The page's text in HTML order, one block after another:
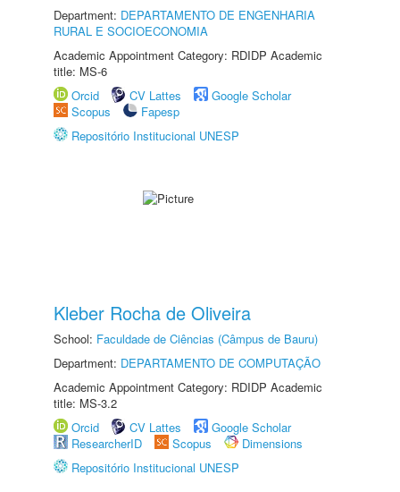
Department: DEPARTAMENTO DE ENGENHARIA
RURAL E SOCIOECONOMIA
Academic Appointment Category: RDIDP Academic
title: MS-6
Orcid
CV Lattes
Google Scholar
Scopus
Fapesp
Repositório Institucional UNESP
Kleber Rocha de Oliveira
School: Faculdade de Ciências (Câmpus de Bauru)
Department: DEPARTAMENTO DE COMPUTAÇÃO
Academic Appointment Category: RDIDP Academic
title: MS-3.2
Orcid
CV Lattes
Google Scholar
ResearcherID
Scopus
Dimensions
Repositório Institucional UNESP